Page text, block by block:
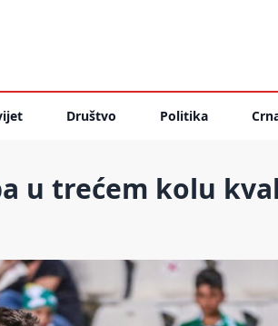
Društvo Politika
u trećem kolu